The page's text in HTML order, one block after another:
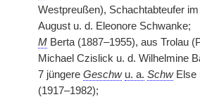
Westpreußen), Schachtabteufer
August u. d. Eleonore Schwanke;
M Berta (1887–1955), aus Trolau
Michael Czislick u. d. Wilhelmine
7 jüngere Geschw u. a. SchwElse
(1917–1982);